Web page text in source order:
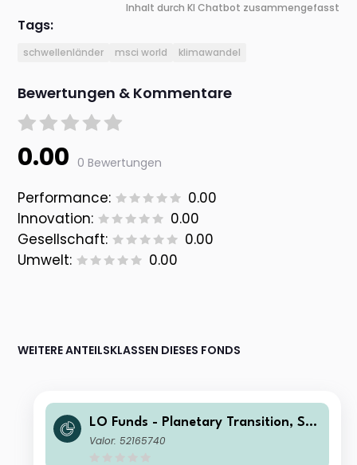
Inhalt durch KI Chatbot zusammengefasst
Tags:
schwellenländer msci world klimawandel
Bewertungen & Kommentare
0.00 0 Bewertungen
Performance:
0.00
Innovation:
0.00
Gesellschaft:
0.00
Umwelt:
0.00
WEITERE ANTEILSKLASSEN DIESES FONDS
LO Funds - Planetary Transition, Sys
t. NAV Hdg, Seed, (EUR) PA
Valor: 52165740